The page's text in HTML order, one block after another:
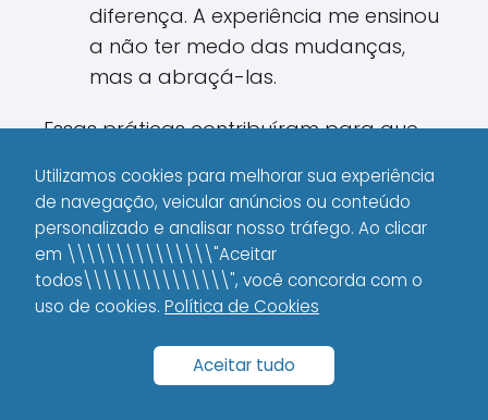
diferença. A experiência me ensinou
a não ter medo das mudanças,
mas a abraçá-las.
Essas práticas contribuíram para que
capacitado e respeitado no ambiente
onde atuo, mesmo que a jornada seja
mais curta.
Como transformar
desafios em
Utilizamos cookies para melhorar sua experiência
de navegação, veicular anúncios ou conteúdo
personalizado e analisar nosso tráfego. Ao clicar
em \\\\\\\\\\\\\\\"Aceitar
todos\\\\\\\\\\\\\\\", você concorda com o
uso de cookies. Política de Cookies
Aceitar tudo